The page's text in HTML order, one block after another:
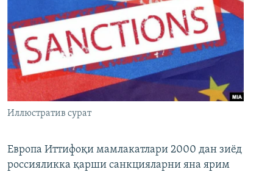
Иллюстратив сурат
Европа Иттифоқи мамлакатлари 2000 дан зиёд
россияликка қарши санкцияларни яна ярим